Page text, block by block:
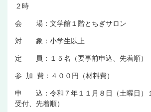
２時
会 場：文学館１階とちぎサロン
対 象：小学生以上
定 員：１５名（要事前申込、先着順）
参 加 費：４００円（材料費）
申 込：令和７年１１月８日（土曜日）
受付、先着順）